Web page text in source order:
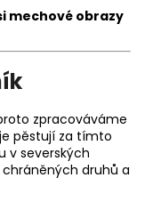
mechové obrazy
zpracováváme
pěstují za tímto
v severských
druhů a